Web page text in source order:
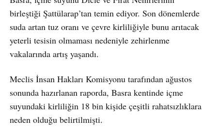
birleştiği Şattülarap’tan temin ediyor. Son dönemlerde
suda artan tuz oranı ve çevre kirliliğiyle bunu arıtacak
yeterli tesisin olmaması nedeniyle zehirlenme
vakalarında artış yaşandı.
Meclis İnsan Hakları Komisyonu tarafından ağustos
sonunda hazırlanan raporda, Basra kentinde içme
suyundaki kirliliğin 18 bin kişide çeşitli rahatsızlıklara
neden olduğu belirtilmişti.